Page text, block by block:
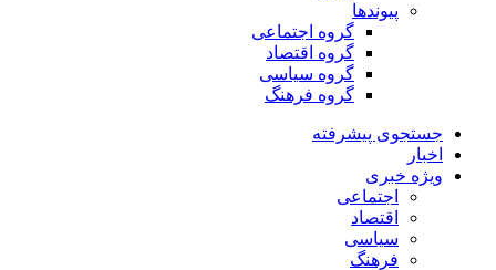
پیوندها
گروه اجتماعی
گروه اقتصاد
گروه سیاسی
گروه فرهنگ
جستجوی پیشرفته
اخبار
ویژه خبری
اجتماعی
اقتصاد
سیاسی
فرهنگ